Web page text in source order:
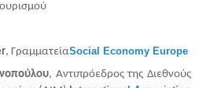
, ΓραμματείαSocial Economy Europe
, Αντιπρόεδρος της Διεθνούς